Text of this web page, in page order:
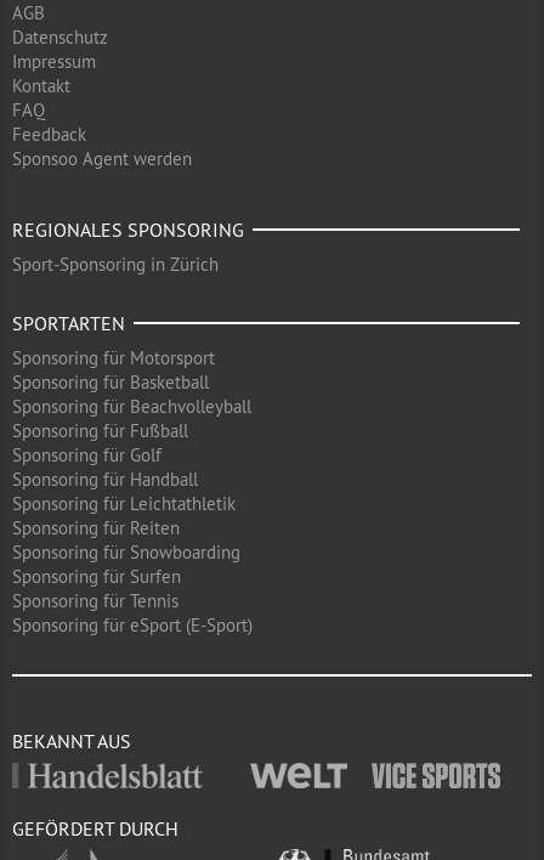
AGB
Datenschutz
Impressum
Kontakt
FAQ
Feedback
Sponsoo Agent werden
REGIONALES SPONSORING
Sport-Sponsoring in Zürich
SPORTARTEN
Sponsoring für Motorsport
Sponsoring für Basketball
Sponsoring für Beachvolleyball
Sponsoring für Fußball
Sponsoring für Golf
Sponsoring für Handball
Sponsoring für Leichtathletik
Sponsoring für Reiten
Sponsoring für Snowboarding
Sponsoring für Surfen
Sponsoring für Tennis
Sponsoring für eSport (E-Sport)
BEKANNT AUS
GEFÖRDERT DURCH